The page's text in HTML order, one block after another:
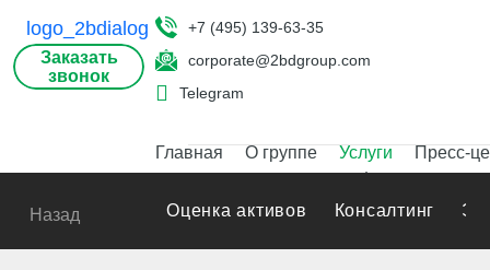
Заказать
звонок
+7 (495) 139-63-35
corporate@2bdgroup.com
Telegram
Главная О группе Услуги Пресс-
Назад Оценка активов Консалтинг